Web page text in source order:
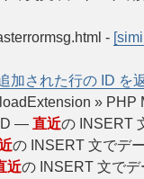
-
加された行の ID を
»
— 直近の INSERT
の INSERT 文でデ
近の INSERT 文で